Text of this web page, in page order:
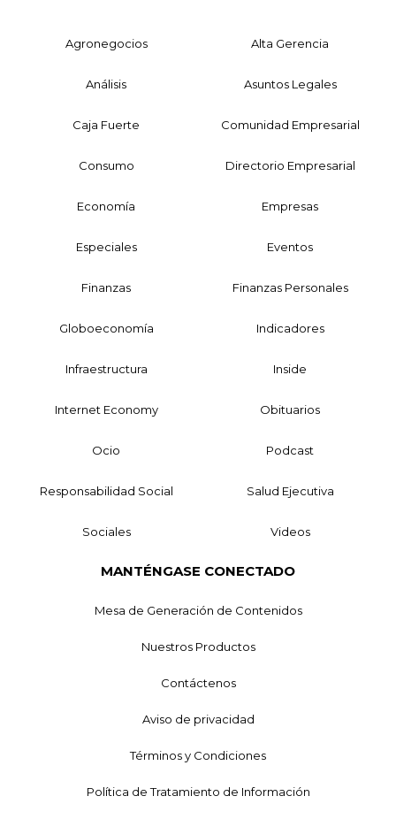
Agronegocios Alta Gerencia
Análisis Asuntos Legales
Caja Fuerte Comunidad Empresarial
Consumo Directorio Empresarial
Economía Empresas
Especiales Eventos
Finanzas Finanzas Personales
Globoeconomía Indicadores
Infraestructura Inside
Internet Economy Obituarios
Ocio Podcast
Responsabilidad Social Salud Ejecutiva
Sociales Videos
MANTÉNGASE CONECTADO
Mesa de Generación de Contenidos
Nuestros Productos
Contáctenos
Aviso de privacidad
Términos y Condiciones
Política de Tratamiento de Información